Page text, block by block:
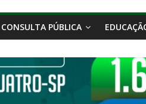
CONSULTA PÚBLICA